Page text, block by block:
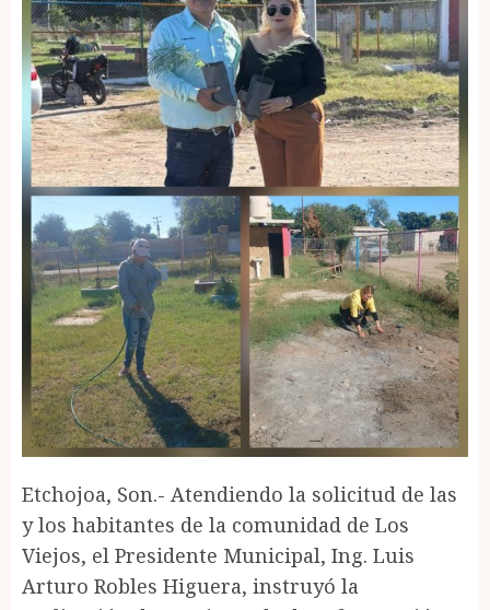
Etchojoa, Son.- Atendiendo la solicitud de las
y los habitantes de la comunidad de Los
Viejos, el Presidente Municipal, Ing. Luis
Arturo Robles Higuera, instruyó la